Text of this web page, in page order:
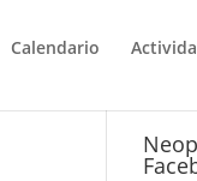
Calendario